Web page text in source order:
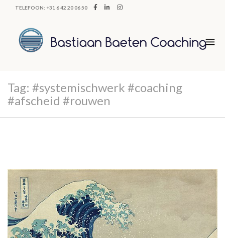
TELEFOON: +31 6 42 20 06 50
Tag: #systemischwerk #coaching
#afscheid #rouwen